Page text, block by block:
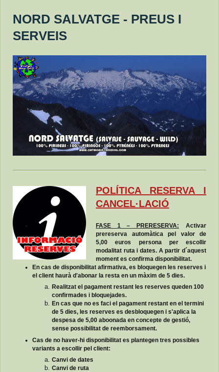
NORD SALVATGE - PREUS I
SERVEIS
POLÍTICA RESERVA I
CANCEL·LACIÓ
FASE 1 – PRERESERVA:
Activar
prereserva automàtica pel valor de
5,00 euros persona per escollir
modalitat ruta i dates. A partir d´aquest
moment es confirma disponibilitat.
En cas de disponibilitat afirmativa, es bloquegen les reserves i
el client haurà d'abonar la resta en un màxim de 5 dies.
Realitzat el pagament restant les reserves queden 100
confirmades i bloquejades.
En cas que no es faci el pagament restant en el termini
de 5 dies, les reserves es desbloquegen i s'aplica la
despesa de 5,00 aboonada en concepte de gestió,
sense possibilitat de reemborsament.
Cas de no haver-hi disponibilitat es plantegen tres possibles
variants a escollir pel client:
Canvi de dates
Canvi de ruta